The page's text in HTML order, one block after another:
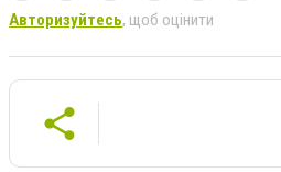
Авторизуйтесь, щоб оцінити